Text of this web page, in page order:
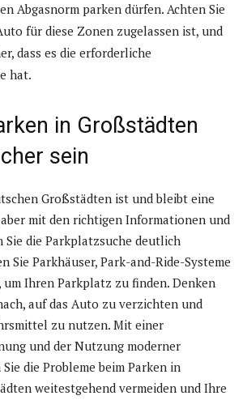
Abgasnorm parken dürfen. Achten Sie
für diese Zonen zugelassen ist, und
dass es die erforderliche
hat.
in Großstädten
sein
Großstädten ist und bleibt eine
mit den richtigen Informationen und
Sie die Parkplatzsuche deutlich
Sie Parkhäuser, Park-and-Ride-Systeme
um Ihren Parkplatz zu finden. Denken
auf das Auto zu verzichten und
zu nutzen. Mit einer
und der Nutzung moderner
die Probleme beim Parken in
weitestgehend vermeiden und Ihre